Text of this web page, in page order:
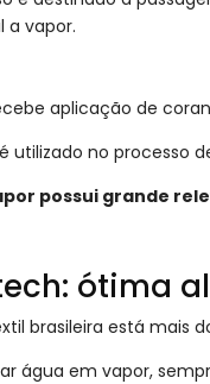
a vapor.
aplicação de
utilizado no processo
possui grande
ótima
brasileira está mais
água em vapor,